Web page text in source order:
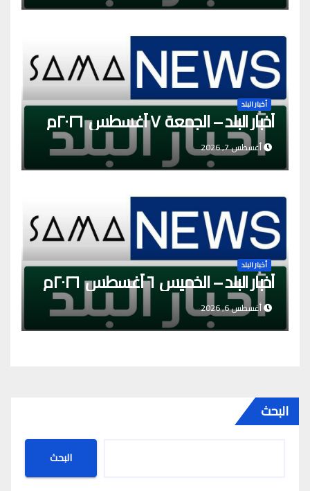
أخبار البلد
أخبار البلد – الجمعة ٧ أغسطس ٢٠٢٦م
أغسطس 7, 2026
أخبار البلد
أخبار البلد – الخميس ٦ أغسطس ٢٠٢٦م
أغسطس 6, 2026
البحث
البحث